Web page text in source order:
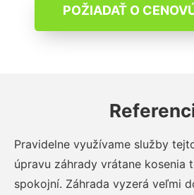
POŽIADAŤ O
Pravidelne využívame služby
úpravu záhrady vrátane kosenia
spokojní. Záhrada vyzerá veľmi